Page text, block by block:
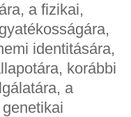
a fizikai,
identitására,
korábbi
a